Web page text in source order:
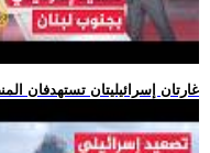
.. غارتان إسرائيليتان تستهدفان